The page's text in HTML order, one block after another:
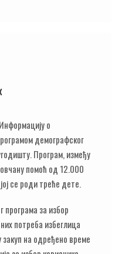
о
демографског
Програм, између
помоћ од 12.000
се роди треће дете.
програма за избор
потреба избеглица
на одређено време